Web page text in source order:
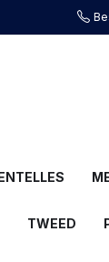
TWEED